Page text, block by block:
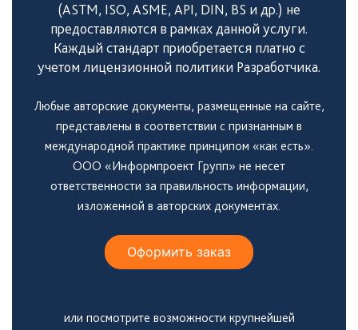
(ASTM, ISO, ASME, API, DIN, BS и др.) не
предоставляются в рамках данной услуги.
Каждый стандарт приобретается платно с
учетом лицензионной политики Разработчика.
Любые авторские документы, размещенные на сайте,
представлены в соответствии с признанным в
международной практике принципом «как есть».
ООО «Информпроект Групп» не несет
ответственности за правильность информации,
изложенной в авторских документах.
Оформить заказ
или посмотрите возможности крупнейшей